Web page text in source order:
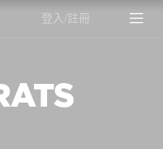
登入/註冊